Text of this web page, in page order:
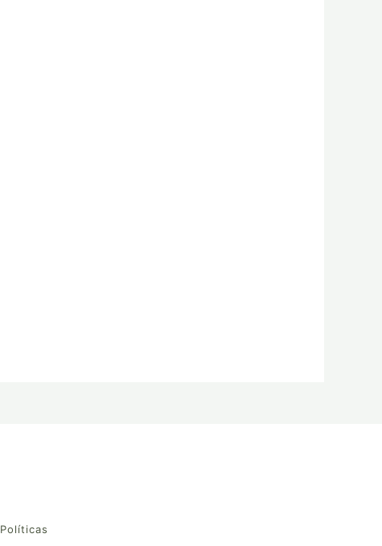
Políticas